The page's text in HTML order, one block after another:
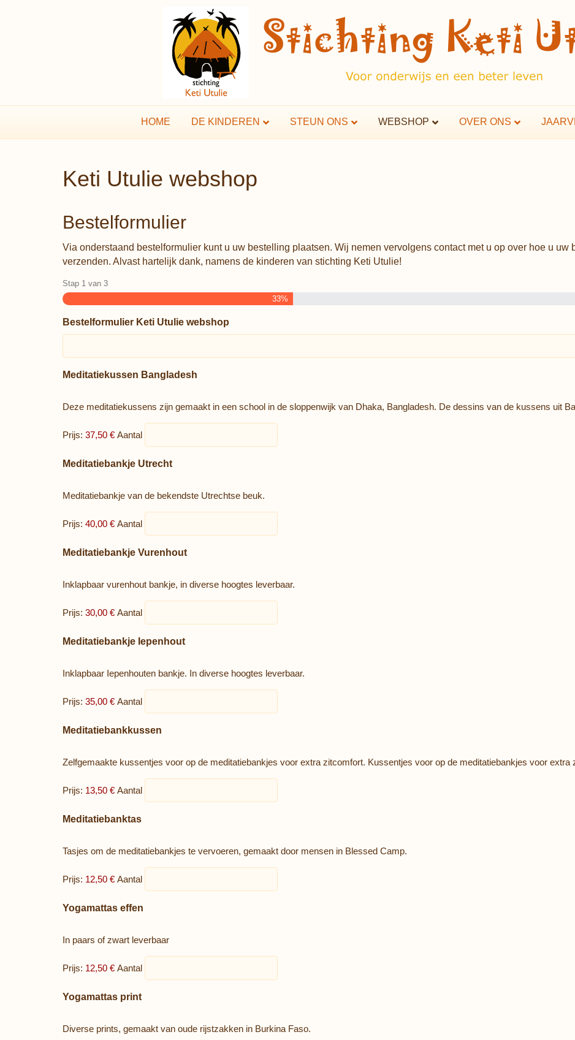
HOME DE KINDEREN STEUN ONS WEBSHOP OVER ONS
Keti Utulie webshop
Bestelformulier
Via onderstaand bestelformulier kunt u uw bestelling plaatsen. Wij nemen vervolgens contact met u op over hoe u uw
verzenden. Alvast hartelijk dank, namens de kinderen van stichting Keti Utulie!
Stap 1 van 3
33%
Bestelformulier Keti Utulie webshop
Meditatiekussen Bangladesh
Deze meditatiekussens zijn gemaakt in een school in de sloppenwijk van Dhaka, Bangladesh. De dessins van de kussens uit
Prijs: 37,50 € Aantal
Meditatiebankje UtrechtAantal
Meditatiebankje van de bekendste Utrechtse beuk.
Prijs: 40,00 € Aantal
Meditatiebankje VurenhoutAantal
Inklapbaar vurenhout bankje, in diverse hoogtes leverbaar.
Prijs: 30,00 € Aantal
Meditatiebankje IepenhoutAantal
Inklapbaar Iepenhouten bankje. In diverse hoogtes leverbaar.
Prijs: 35,00 € Aantal
Meditatiebankkussen
Zelfgemaakte kussentjes voor op de meditatiebankjes voor extra zitcomfort. Kussentjes voor op de meditatiebankjes voor extra
Prijs: 13,50 € Aantal
MeditatiebanktasAantal
Tasjes om de meditatiebankjes te vervoeren, gemaakt door mensen in Blessed Camp.
Prijs: 12,50 € Aantal
Yogamattas effen
In paars of zwart leverbaar
Prijs: 12,50 € Aantal
Yogamattas printAantal
Diverse prints, gemaakt van oude rijstzakken in Burkina Faso.